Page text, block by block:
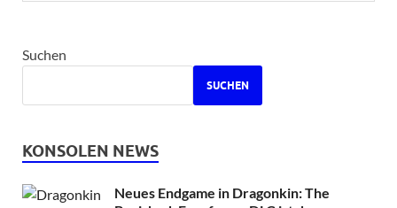
Suchen
SUCHEN
KONSOLEN NEWS
Neues Endgame in Dragonkin: The